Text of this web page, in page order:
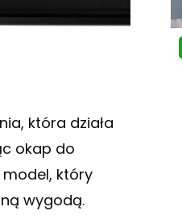
która działa
okap do
który
wygodą.